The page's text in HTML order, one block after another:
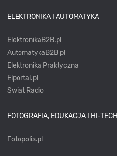
ELEKTRONIKA I AUTOMATYKA
ElektronikaB2B.pl
AutomatykaB2B.pl
Elektronika Praktyczna
Elportal.pl
Świat Radio
FOTOGRAFIA, EDUKACJA I HI-TECH
Fotopolis.pl